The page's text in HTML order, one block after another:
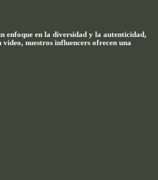
enfoque en la diversidad y la autenticidad,
nuestros influencers ofrecen una